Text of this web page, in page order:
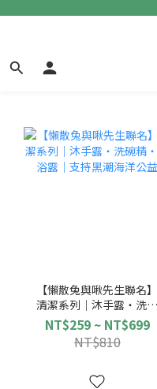
【懶散兔與啾先生聯名】
清潔系列｜沐手露・洗碗
精・沐浴露｜支持黑潮海
洋公益
NT$259 ~ NT$699
NT$810